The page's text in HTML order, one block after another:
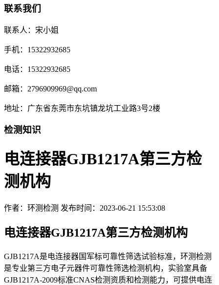
联系我们
联系人：宋小姐
手机：15322932685
电话：15322932685
邮箱：2796909969@qq.com
地址：广东省东莞市东坑镇龙坑工业路3号2楼
检测知识
电连接器GJB1217A第三方检
测机构
作者：环测检测 发布时间：2023-06-21 15:53:08
电连接器GJB1217A第三方检测机构
GJB1217A是电连接器国军标可靠性筛选试验标准，环测检测
是专业第三方电子元器件可靠性筛选检测机构，实验室具备
GJB1217A-2009标准CNAS检测资质和检测能力，可提供电连